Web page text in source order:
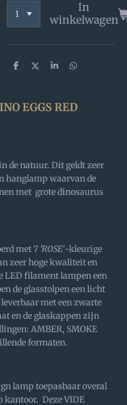
In
winkelwagen
D
n
D
S
e
D
n
EGGS RED
de natuur. Dit geldt zeer
hanglamp waarvan de
met grote dinosaurus
met 7 'ROSE'-kleurige
zeer hoge kwaliteit en
LED filament lampen een
de glasstolpen een licht
met een zwarte
en de glaskappen zijn
AMBER, SMOKE
formaten.
lamp toepasbaar overal
kantoor. Deze VIDE